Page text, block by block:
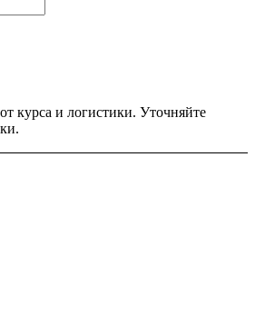
курса и логистики. Уточняйте